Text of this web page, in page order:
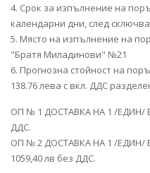
4. Срок за изпълнение на
календарни дни, след
5. Място на изпълнение на
"Братя Миладинови" №21
6. Прогнозна стойност на
138.76 лева с вкл. ДДС
ОП № 1 ДОСТАВКА НА 1 /ЕДИН/
ДДС.
ОП № 2 ДОСТАВКА НА 1 /
1059,40 лв без ДДС.